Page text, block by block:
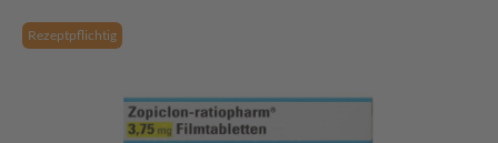
Rezeptpflichtig